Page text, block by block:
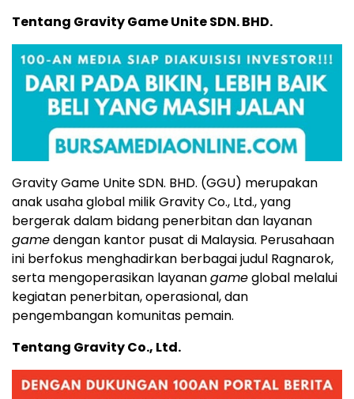
Tentang Gravity Game Unite SDN. BHD.
Gravity Game Unite SDN. BHD. (GGU) merupakan
anak usaha global milik Gravity Co., Ltd., yang
bergerak dalam bidang penerbitan dan layanan
gamedengan kantor pusat di Malaysia. Perusahaan
ini berfokus menghadirkan berbagai judul Ragnarok,
serta mengoperasikan layanangameglobal melalui
kegiatan penerbitan, operasional, dan
pengembangan komunitas pemain.
Tentang Gravity Co., Ltd.